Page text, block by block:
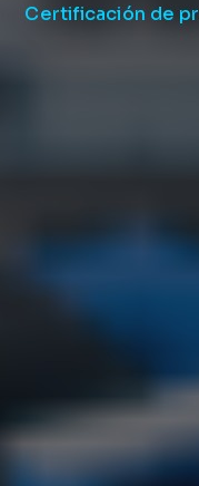
Certificación de